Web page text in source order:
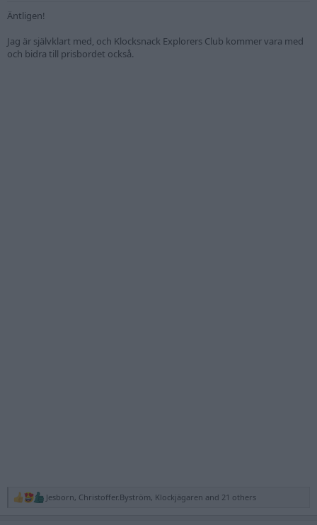
Äntligen!
Jag är självklart med, och Klocksnack Explorers Club kommer vara med
och bidra till prisbordet också.
R
Jesborn, Christoffer.Byström, Klockjägaren and 21 others